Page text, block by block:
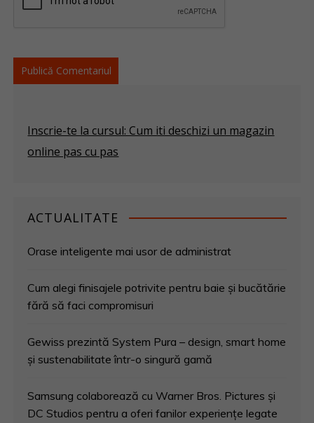
Inscrie-te la cursul: Cum iti deschizi un magazin
online pas cu pas
ACTUALITATE
Orase inteligente mai usor de administrat
Cum alegi finisajele potrivite pentru baie și bucătărie
fără să faci compromisuri
Gewiss prezintă System Pura – design, smart home
și sustenabilitate într-o singură gamă
Samsung colaborează cu Warner Bros. Pictures și
DC Studios pentru a oferi fanilor experiențe legate